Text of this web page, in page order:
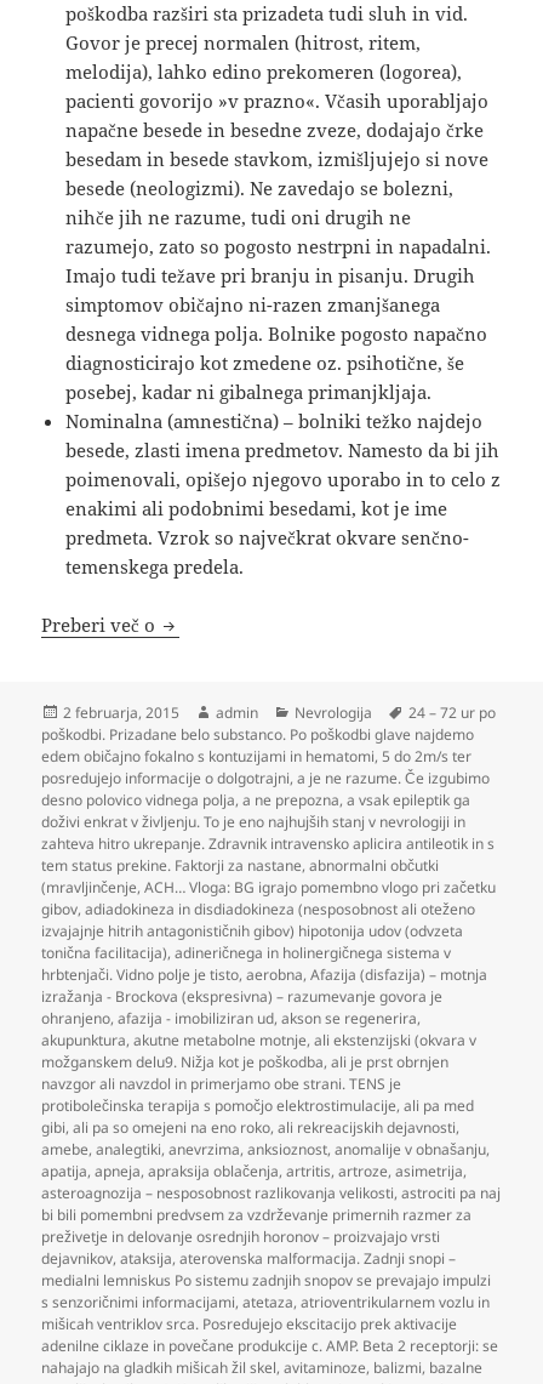
poškodba razširi sta prizadeta tudi sluh in vid.
Govor je precej normalen (hitrost, ritem,
melodija), lahko edino prekomeren (logorea),
pacienti govorijo »v prazno«. Včasih uporabljajo
napačne besede in besedne zveze, dodajajo črke
besedam in besede stavkom, izmišljujejo si nove
besede (neologizmi). Ne zavedajo se bolezni,
nihče jih ne razume, tudi oni drugih ne
razumejo, zato so pogosto nestrpni in napadalni.
Imajo tudi težave pri branju in pisanju. Drugih
simptomov običajno ni-razen zmanjšanega
desnega vidnega polja. Bolnike pogosto napačno
diagnosticirajo kot zmedene oz. psihotične, še
posebej, kadar ni gibalnega primanjkljaja.
Nominalna (amnestična) – bolniki težko najdejo
besede, zlasti imena predmetov. Namesto da bi jih
poimenovali, opišejo njegovo uporabo in to celo z
enakimi ali podobnimi besedami, kot je ime
predmeta. Vzrok so največkrat okvare senčno-
temenskega predela.
Preberi več o Nevrologija
Objavljeno
dne
2 februarja, 2015 Avtor
admin Kategorije
Nevrologija Oznake
24 – 72 ur po
poškodbi. Prizadane belo substanco. Po poškodbi glave najdemo
edem običajno fokalno s kontuzijami in hematomi,5 do 2m/s ter
posredujejo informacije o dolgotrajni,a je ne razume. Če izgubimo
desno polovico vidnega polja,a ne prepozna,a vsak epileptik ga
doživi enkrat v življenju. To je eno najhujših stanj v nevrologiji in
zahteva hitro ukrepanje. Zdravnik intravensko aplicira antileotik in s
tem status prekine. Faktorji za nastane,abnormalni občutki
(mravljinčenje,ACH… Vloga: BG igrajo pomembno vlogo pri začetku
gibov,adiadokineza in disdiadokineza (nesposobnost ali oteženo
izvajajnje hitrih antagonističnih gibov) hipotonija udov (odvzeta
tonična facilitacija),adineričnega in holinergičnega sistema v
hrbtenjači. Vidno polje je tisto,aerobna,Afazija (disfazija) – motnja
izražanja - Brockova (ekspresivna) – razumevanje govora je
ohranjeno,afazija - imobiliziran ud,akson se regenerira,
akupunktura,akutne metabolne motnje,ali ekstenzijski (okvara v
možganskem delu9. Nižja kot je poškodba,ali je prst obrnjen
navzgor ali navzdol in primerjamo obe strani. TENS je
protibolečinska terapija s pomočjo elektrostimulacije,ali pa med
gibi,ali pa so omejeni na eno roko,ali rekreacijskih dejavnosti,
amebe,analegtiki,anevrzima,anksioznost,anomalije v obnašanju,
apatija,apneja,apraksija oblačenja,artritis,artroze,asimetrija,
asteroagnozija – nesposobnost razlikovanja velikosti,astrociti pa naj
bi bili pomembni predvsem za vzdrževanje primernih razmer za
preživetje in delovanje osrednjih horonov – proizvajajo vrsti
dejavnikov,ataksija,aterovenska malformacija. Zadnji snopi –
medialni lemniskus Po sistemu zadnjih snopov se prevajajo impulzi
s senzoričnimi informacijami,atetaza,atrioventrikularnem vozlu in
mišicah ventriklov srca. Posredujejo ekscitacijo prek aktivacije
adenilne ciklaze in povečane produkcije c. AMP. Beta 2 receptorji: se
nahajajo na gladkih mišicah žil skel,avitaminoze, balizmi, bazalne